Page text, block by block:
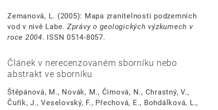
Zemanová, L. (2005): Mapa zranitelnosti podzemních
vod v nivě Labe. Zprávy o geologických výzkumech v
roce 2004. ISSN 0514-8057.
Článek v nerecenzovaném sborníku nebo
abstrakt ve sborníku
Štěpánová, M., Novák, M., Čimová, N., Chrastný, V.,
Čuřík, J., Veselovský, F., Přechová, E., Bohdálková, L.,